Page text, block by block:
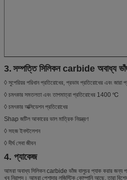
3. সম্পত্তি সিলিকন carbide অবাধ্য
◊ সুপেরিয়র পরিধান প্রতিরোধের, প্রভাব প্রতিরোধের এবং জারা
◊ চমৎকার সমতলতা এবং তাপমাত্রা প্রতিরোধের 1400 ℃
◊ চমৎকার অক্সিডেশন প্রতিরোধের
Shap জটিল আকারের ভাল মাত্রিক নিয়ন্ত্রণ
◊ সহজ ইনস্টলেশন
◊ দীর্ঘ সেবা জীবন
4. প্যাকেজ
আমরা অবাধ্য সিলিকন carbide ভাঁজ বালুচর প্যাক করার জন্য
খুব নিরাপদ। আমরা পেশাদার লজিস্টিক কোম্পানি আছে, তারা